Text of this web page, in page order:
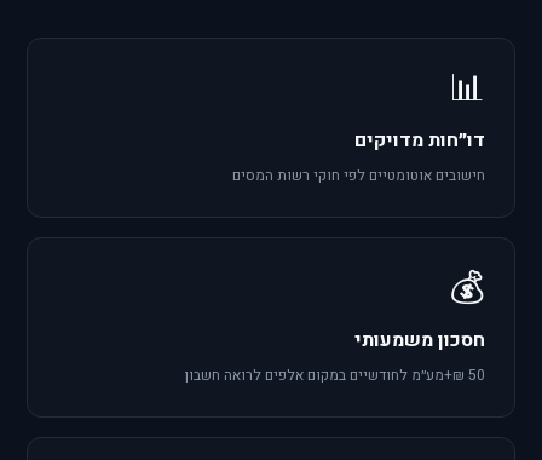
📊
דו״חות מדויקים
חישובים אוטומטיים לפי חוקי רשות המסים
💰
חסכון משמעותי
50 ₪+מע״מ לחודשיים במקום אלפים לרואה חשבון